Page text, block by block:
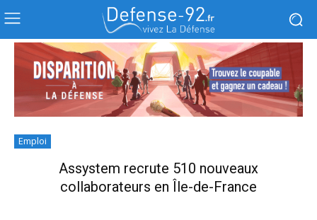
Emploi
Assystem recrute 510 nouveaux
collaborateurs en Île-de-France